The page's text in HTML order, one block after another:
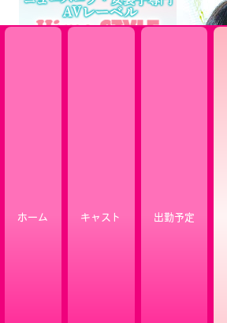
ホーム キャスト 出勤予定